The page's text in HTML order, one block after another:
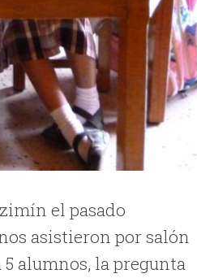
el pasado
asistieron por salón
5 alumnos, la pregunta